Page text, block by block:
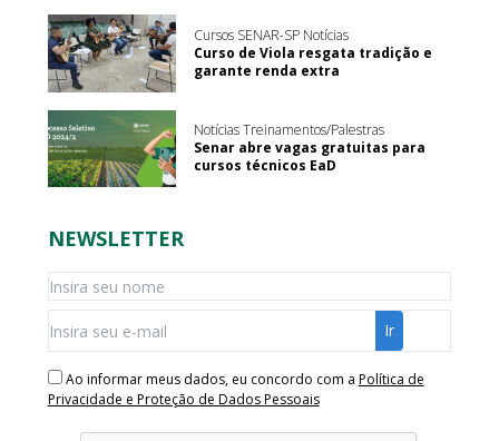
Cursos SENAR-SP Notícias
Curso de Viola resgata tradição e
garante renda extra
Notícias Treinamentos/Palestras
Senar abre vagas gratuitas para
cursos técnicos EaD
NEWSLETTER
Ao informar meus dados, eu concordo com a Política de
Privacidade e Proteção de Dados Pessoais